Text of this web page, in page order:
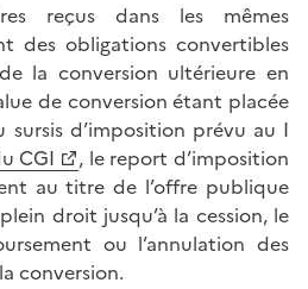
reçus dans les mêmes
des obligations convertibles
la conversion ultérieure en
de conversion étant placée
sursis d’imposition prévu au I
CGI
, le report d’imposition
au titre de l’offre publique
droit jusqu’à la cession, le
ou l’annulation des
conversion.